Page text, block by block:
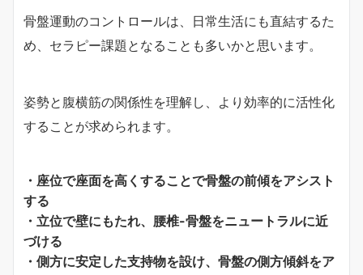
骨盤運動のコントロールは、日常生活にも直結するた
め、セラピー課題となることも多いかと思います。
姿勢と腹横筋の関係性を理解し、より効率的に活性化
することが求められます。
・座位で座面を高くすることで骨盤の前傾をアシスト
する
・立位で壁にもたれ、腰椎-骨盤をニュートラルに近
づける
・側方に安定した支持物を設け、骨盤の側方傾斜をア